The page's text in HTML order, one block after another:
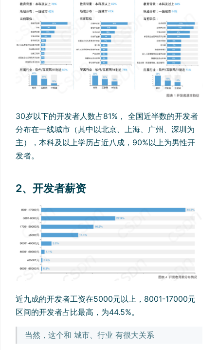
30岁以下的开发者人数占81%， 全国近半数的开发者
分布在一线城市（其中以北京、上海、广州、深圳为
主），本科及以上学历占近八成，90%以上为男性开
发者。
2、开发者薪资
近九成的开发者工资在5000元以上，8001-17000元
区间的开发者占比最高，为44.5%。
当然，这个和 城市、行业 有很大关系